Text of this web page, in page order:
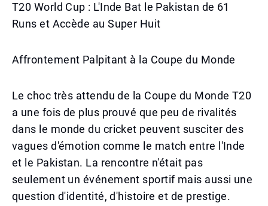
T20 World Cup : L'Inde Bat le Pakistan de 61
Runs et Accède au Super Huit
Affrontement Palpitant à la Coupe du Monde
Le choc très attendu de la Coupe du Monde T20
a une fois de plus prouvé que peu de rivalités
dans le monde du cricket peuvent susciter des
vagues d'émotion comme le match entre l'Inde
et le Pakistan. La rencontre n'était pas
seulement un événement sportif mais aussi une
question d'identité, d'histoire et de prestige.